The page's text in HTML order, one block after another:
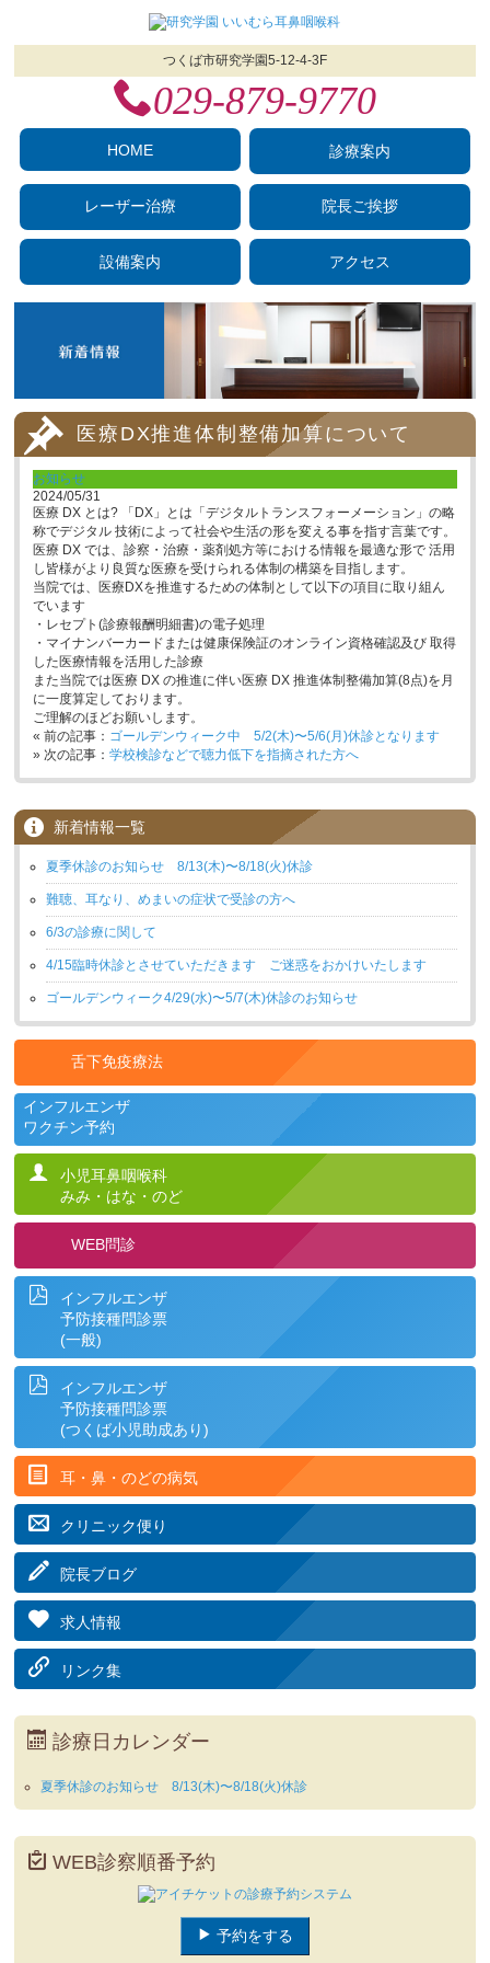
つくば市研究学園5‐12‐4-3F
029‐879‐9770
HOME 診療案内
レーザー治療 院長ご挨拶
設備案内 アクセス
医療DX推進体制整備加算について
お知らせ
2024/05/31
医療 DX とは? 「DX」とは「デジタルトランスフォーメーション」の略
称でデジタル 技術によって社会や生活の形を変える事を指す言葉です。
医療 DX では、診察・治療・薬剤処方等における情報を最適な形で 活用
し皆様がより良質な医療を受けられる体制の構築を目指します。
当院では、医療DXを推進するための体制として以下の項目に取り組ん
でいます
・レセプト(診療報酬明細書)の電子処理
・マイナンバーカードまたは健康保険証のオンライン資格確認及び 取得
した医療情報を活用した診療
また当院では医療 DX の推進に伴い医療 DX 推進体制整備加算(8点)を月
に一度算定しております。
ご理解のほどお願いします。
« 前の記事： ゴールデンウィーク中 5/2(木)〜5/6(月)休診となります
» 次の記事：学校検診などで聴力低下を指摘された方へ
新着情報一覧
夏季休診のお知らせ 8/13(木)〜8/18(火)休診
難聴、耳なり、めまいの症状で受診の方へ
6/3の診療に関して
4/15臨時休診とさせていただきます ご迷惑をおかけいたします
ゴールデンウィーク4/29(水)〜5/7(木)休診のお知らせ
舌下免疫療法
インフルエンザ
ワクチン予約
小児耳鼻咽喉科
みみ・はな・のど
WEB問診
インフルエンザ
予防接種問診票
(一般)
インフルエンザ
予防接種問診票
(つくば小児助成あり)
耳・鼻・のどの病気
クリニック便り
院長ブログ
求人情報
リンク集
診療日カレンダー
夏季休診のお知らせ 8/13(木)〜8/18(火)休診
WEB診察順番予約
予約をする